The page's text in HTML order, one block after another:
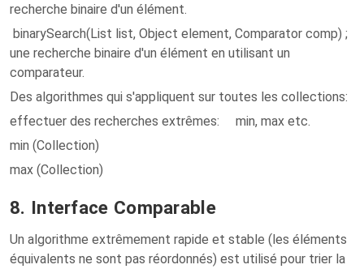
recherche binaire d'un élément.
binarySearch(List list, Object element, Comparator comp) ;
une recherche binaire d'un élément en utilisant un
comparateur.
Des algorithmes qui s'appliquent sur toutes les collections:
effectuer des recherches extrêmes: min, max etc.
min (Collection)
max (Collection)
8. Interface Comparable
Un algorithme extrêmement rapide et stable (les éléments
équivalents ne sont pas réordonnés) est utilisé pour trier la